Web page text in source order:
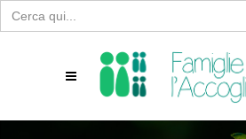
Search
for: